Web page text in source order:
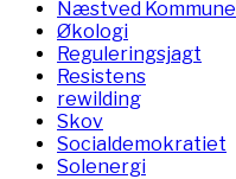
Næstved Kommune
Økologi
Reguleringsjagt
Resistens
rewilding
Skov
Socialdemokratiet
Solenergi